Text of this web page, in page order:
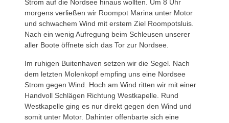
Strom auf die Nordsee hinaus wollten. Um 8 Uhr
morgens verließen wir Roompot Marina unter Motor
und schwachem Wind mit erstem Ziel Roompotsluis.
Nach ein wenig Aufregung beim Schleusen unserer
aller Boote öffnete sich das Tor zur Nordsee.
Im ruhigen Buitenhaven setzen wir die Segel. Nach
dem letzten Molenkopf empfing uns eine Nordsee
Strom gegen Wind. Hoch am Wind ritten wir mit einer
Handvoll Schlägen Richtung Westkapelle. Rund
Westkapelle ging es nur direkt gegen den Wind und
somit unter Motor. Dahinter offenbarte sich eine